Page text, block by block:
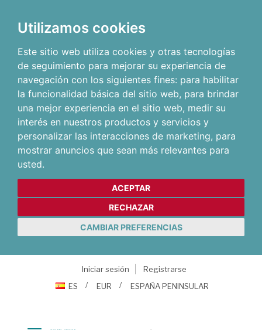
Utilizamos cookies
Este sitio web utiliza cookies y otras tecnologías
de seguimiento para mejorar su experiencia de
navegación con los siguientes fines: para habilitar
la funcionalidad básica del sitio web, para brindar
una mejor experiencia en el sitio web, medir su
interés en nuestros productos y servicios y
personalizar las interacciones de marketing, para
mostrar anuncios que sean más relevantes para
usted.
ACEPTAR
RECHAZAR
CAMBIAR PREFERENCIAS
Iniciar sesión
Registrarse
ES
EUR ESPAÑA PENINSULAR